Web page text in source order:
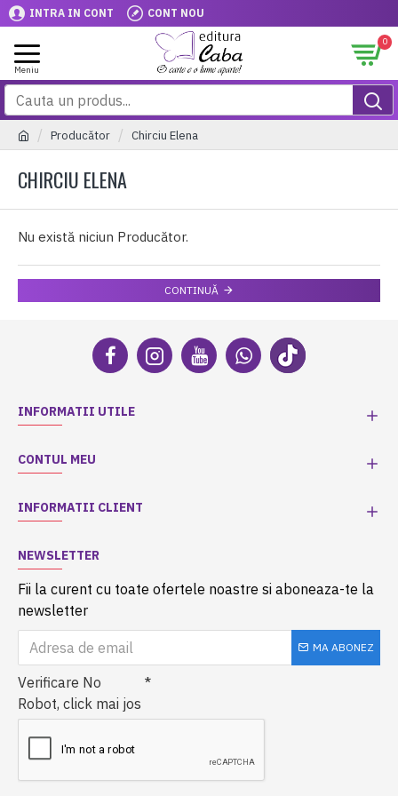
INTRA IN CONT CONT NOU
0
Producător Chirciu Elena
CHIRCIU ELENA
Nu există niciun Producător.
CONTINUĂ
INFORMATII UTILE
CONTUL MEU
INFORMATII CLIENT
NEWSLETTER
Fii la curent cu toate ofertele noastre si aboneaza-te la
newsletter
MA ABONEZ
Verificare No
Robot, click mai jos